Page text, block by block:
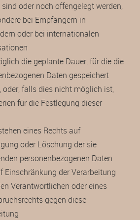
oder noch offengelegt werden,
bei Empfängern in
oder bei internationalen
die geplante Dauer, für die die
Daten gespeichert
oder, falls dies nicht möglich ist,
für die Festlegung dieser
eines Rechts auf
oder Löschung der sie
personenbezogenen Daten
Einschränkung der Verarbeitung
Verantwortlichen oder eines
gegen diese